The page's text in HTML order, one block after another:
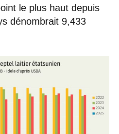
le plus haut depuis
dénombrait 9,433